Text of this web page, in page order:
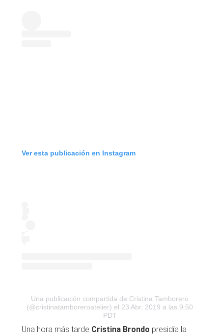
Ver esta publicación en Instagram
Una publicación compartida de Cristina Tamborero
(@cristinatamboreroatelier) el 23 Abr, 2019 a las 9:50
PDT
Una hora más tarde Cristina Brondo presidía la